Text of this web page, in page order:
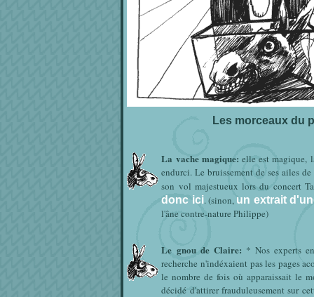
Les morceaux du
La vache magique:elle est magique,
endurci. Le bruissement de ses ailes
son vol majestueux lors du concert
donc ici. (sinon, un extrait
l'âne contre-nature Philippe)
Le gnou de Claire: * Nos experts
recherche n'indéxaient pas les pages
le nombre de fois où apparaissait le
décidé d'attirer frauduleusement sur